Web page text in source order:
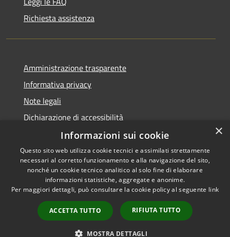
Richiesta assistenza
Amministrazione trasparente
Informativa privacy
Note legali
Dichiarazione di accessibilità
Accessibilità
Privacy
Mappa del sito
Copyright © 2026 • Comune di
Viadanica • Powered by
Municipium•Accesso
redazione
×
Informazioni sui cookie
Questo sito web utilizza cookie tecnici e assimilati strettamente
necessari al corretto funzionamento e alla navigazione del sito,
nonché un cookie tecnico analitico al solo fine di elaborare
informazioni statistiche, aggregate e anonime.
Per maggiori dettagli, può consultare la cookie policy al seguente link
ACCETTA TUTTO RIFIUTA TUTTO
MOSTRA DETTAGLI